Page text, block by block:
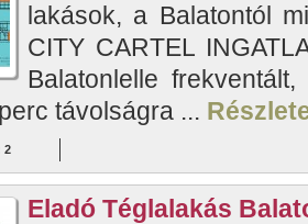
lakások, a Balatontól
CITY CARTEL
Balatonlelle
távolságra ...
2
Eladó Téglalakás